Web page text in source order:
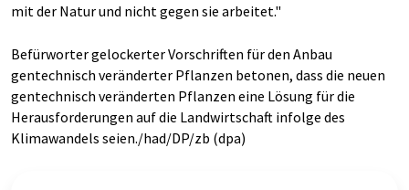
mit der Natur und nicht gegen sie arbeitet."
Befürworter gelockerter Vorschriften für den Anbau
gentechnisch veränderter Pflanzen betonen, dass die neuen
gentechnisch veränderten Pflanzen eine Lösung für die
Herausforderungen auf die Landwirtschaft infolge des
Klimawandels seien./had/DP/zb (dpa)